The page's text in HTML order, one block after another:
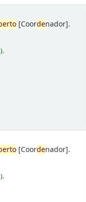
[Coordenador].
[Coordenador].